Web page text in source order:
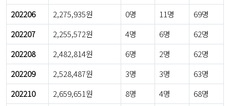
202206
2,275,935원 0명 11명
69명
202207
2,255,572원 4명 6명
62명
202208
2,482,814원 6명 2명
62명
202209
2,528,487원 3명 3명
63명
202210
2,659,651원 8명 4명 68명